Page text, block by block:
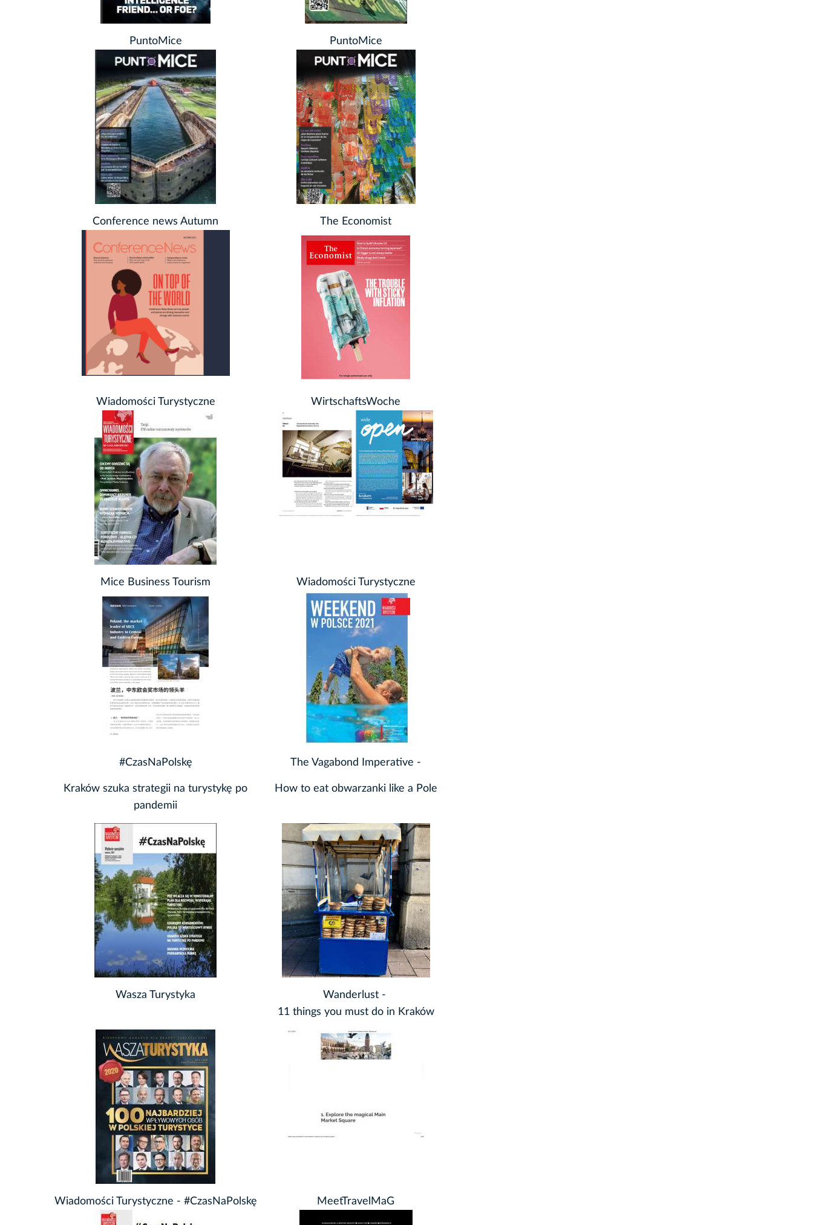
PuntoMice PuntoMice
Conference news Autumn The Economist
Wiadomości Turystyczne WirtschaftsWoche
Mice Business Tourism Wiadomości Turystyczne
#CzasNaPolskę
Kraków szuka strategii na turystykę po
pandemii
The Vagabond Imperative -
How to eat obwarzanki like a Pole
Wasza Turystyka
Wanderlust -
11 things you must do in Kraków
Wiadomości Turystyczne - #CzasNaPolskę MeetTravelMaG